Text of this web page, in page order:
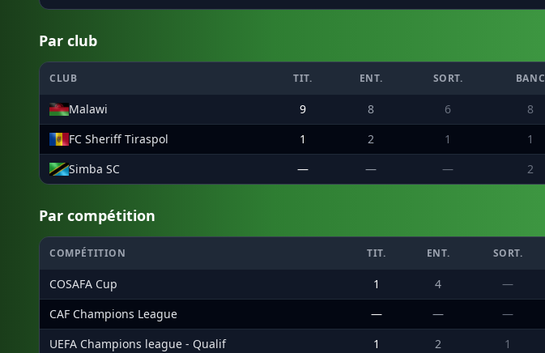
Par club
CLUB TIT. ENT. SORT. BANC
Malawi 9 8 6 8
FC Sheriff Tiraspol
1 2 1 1
Simba SC
— — — 2
Par compétition
COMPÉTITION TIT. ENT. SORT.
COSAFA Cup 1 4 —
CAF Champions League
— — —
UEFA Champions league - Qualif
1 2 1